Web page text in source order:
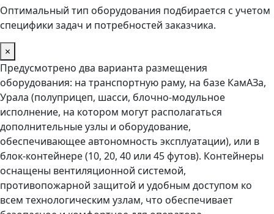
Оптимальный тип оборудования подбирается с учетом
специфики задач и потребностей заказчика.
×
Предусмотрено два варианта размещения
оборудования: на транспортную раму, на базе КамАЗа,
Урала (полуприцеп, шасси, блочно-модульное
исполнение, на котором могут располагаться
дополнительные узлы и оборудование,
обеспечивающее автономность эксплуатации), или в
блок-контейнере (10, 20, 40 или 45 футов). Контейнеры
оснащены вентиляционной системой,
противопожарной защитой и удобным доступом ко
всем технологическим узлам, что обеспечивает